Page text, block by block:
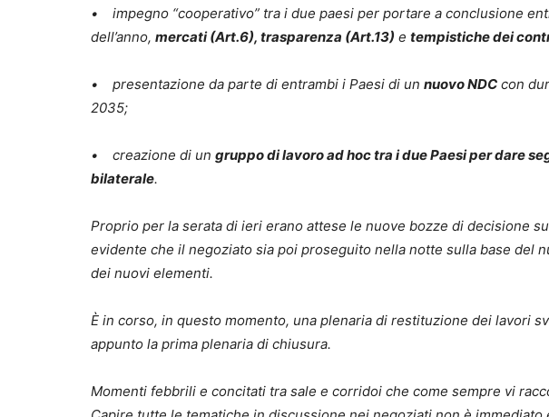
• impegno “cooperativo” tra i due paesi per portare a conclusione
dell’anno, mercati (Art.6), trasparenza (Art.13) e tempistiche dei
• presentazione da parte di entrambi i Paesi di un nuovo NDC con
2035;
• creazione di un gruppo di lavoro ad hoc tra i due Paesi per dare
bilaterale.
Proprio per la serata di ieri erano attese le nuove bozze di decisione
evidente che il negoziato sia poi proseguito nella notte sulla base del
dei nuovi elementi.
È in corso, in questo momento, una plenaria di restituzione dei lavori
appunto la prima plenaria di chiusura.
Momenti febbrili e concitati tra sale e corridoi che come sempre vi